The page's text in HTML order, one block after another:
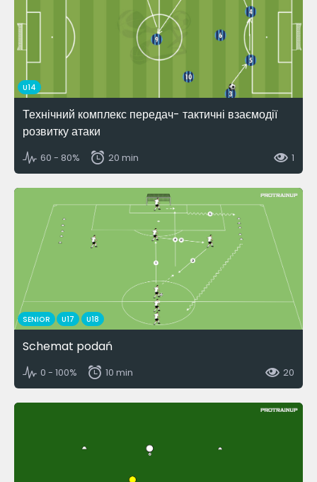
U14
Технічний комплекс передач- тактичні взаємодії
розвитку атаки
60 - 80% 20 min 1
SENIOR U17 U18
Schemat podań
0 - 100% 10 min 20